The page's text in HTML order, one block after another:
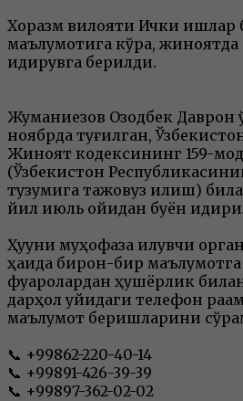
Хоразм вилояти Ички ишлар
маълумотига кўра, жиноятда
қидирувга берилди.
Жуманиезов Озодбек Даврон
ноябрда туғилган,
Жиноят кодексининг 159-
(Ўзбекистон
тузумига тажовуз қилиш)
йил июль ойидан буён
Ҳуқуқни муҳофаза қилувчи
ҳақида бирон-бир маълумотга
фуқаролардан ҳушёрлик
дарҳол қуйидаги телефон
маълумот беришларини
📞 +99862-220-40-14
📞 +99891-426-39-39
📞 +99897-362-02-02